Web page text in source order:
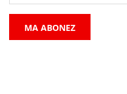
MA ABONEZ